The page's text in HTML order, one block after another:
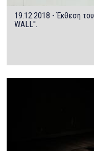
19.12.2018 - Έκθεση
WALL''.